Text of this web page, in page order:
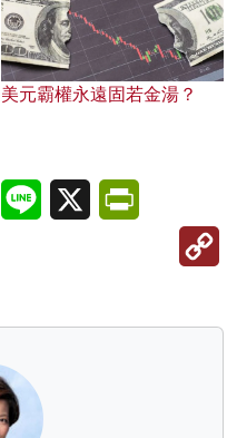
美元霸權永遠固若金湯？
LinkedInLine X